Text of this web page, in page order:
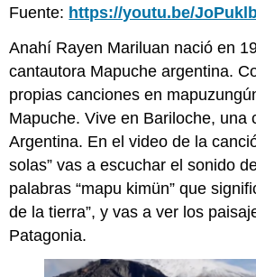
Fuente: https://youtu.be/
Anahí Rayen Mariluan nació en
cantautora Mapuche argentina.
propias canciones en
Mapuche. Vive en Bariloche, una
Argentina. En el video de la
solas” vas a escuchar el sonido
palabras “mapu kimün” que
de la tierra”, y vas a ver los
Patagonia.